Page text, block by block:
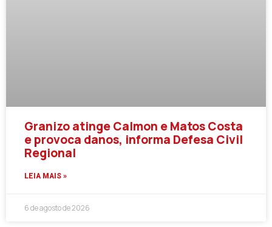
Granizo atinge Calmon e Matos Costa
e provoca danos, informa Defesa Civil
Regional
LEIA MAIS »
6 de agosto de 2026